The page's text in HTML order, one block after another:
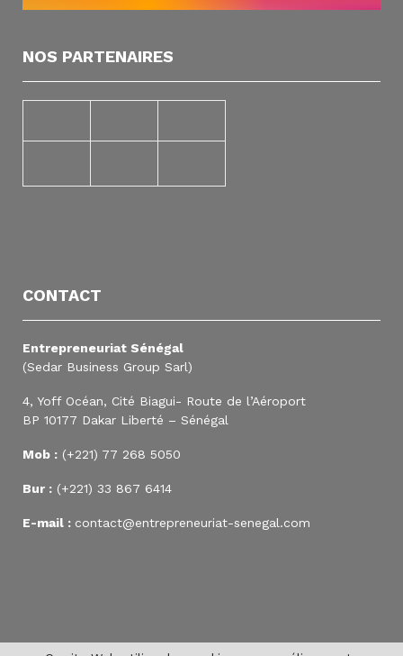
NOS PARTENAIRES
CONTACT
Entrepreneuriat Sénégal
(Sedar Business Group Sarl)
4, Yoff Océan, Cité Biagui- Route de l’Aéroport
BP 10177 Dakar Liberté – Sénégal
Mob : (+221) 77 268 5050
Bur : (+221) 33 867 6414
E-mail : contact@entrepreneuriat-senegal.com